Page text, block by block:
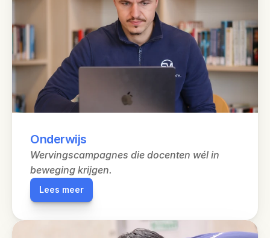
Onderwijs
Wervingscampagnes die docenten wél in
beweging krijgen.
Lees meer